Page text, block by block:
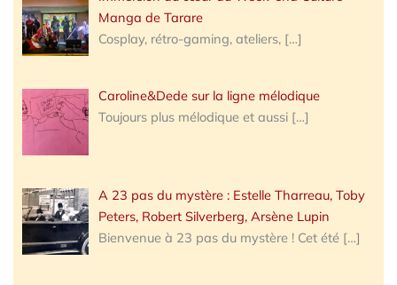
Manga de Tarare
Cosplay, rétro-gaming, ateliers, […]
Caroline&Dede sur la ligne mélodique
Toujours plus mélodique et aussi […]
A 23 pas du mystère : Estelle Tharreau, Toby
Peters, Robert Silverberg, Arsène Lupin
Bienvenue à 23 pas du mystère ! Cet été […]